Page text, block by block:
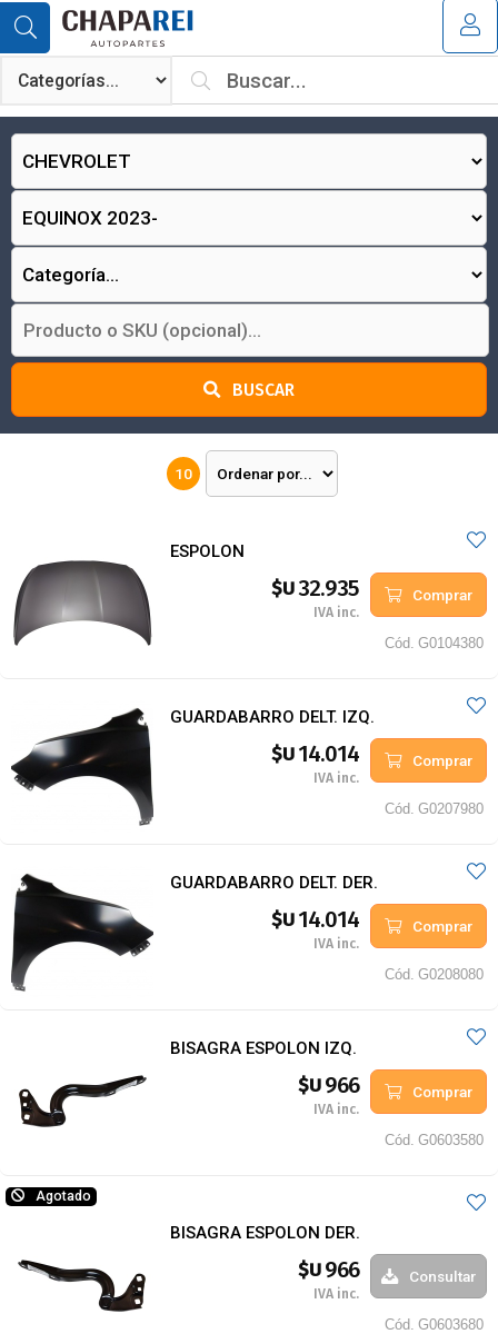
¿Tienes cupón de descuento?
BUSCAR
10
ESPOLON
$U32.935
IVA inc.
Comprar
Cód. G0104380
GUARDABARRO DELT. IZQ.
$U14.014
IVA inc.
Comprar
Cód. G0207980
GUARDABARRO DELT. DER.
$U14.014
IVA inc.
Comprar
Cód. G0208080
BISAGRA ESPOLON IZQ.
$U966
IVA inc.
Comprar
Cód. G0603580
Agotado
BISAGRA ESPOLON DER.
$U966
IVA inc.
Consultar
Cód. G0603680